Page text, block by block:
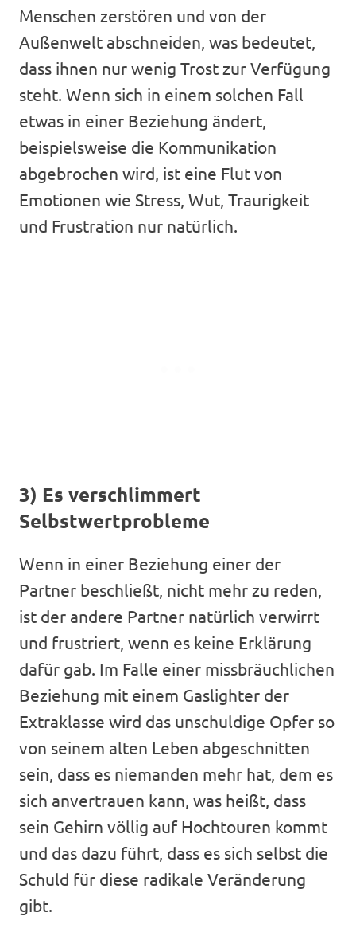
Menschen zerstören und von der
Außenwelt abschneiden, was bedeutet,
dass ihnen nur wenig Trost zur Verfügung
steht. Wenn sich in einem solchen Fall
etwas in einer Beziehung ändert,
beispielsweise die Kommunikation
abgebrochen wird, ist eine Flut von
Emotionen wie Stress, Wut, Traurigkeit
und Frustration nur natürlich.
3) Es verschlimmert
Selbstwertprobleme
Wenn in einer Beziehung einer der
Partner beschließt, nicht mehr zu reden,
ist der andere Partner natürlich verwirrt
und frustriert, wenn es keine Erklärung
dafür gab. Im Falle einer missbräuchlichen
Beziehung mit einem Gaslighter der
Extraklasse wird das unschuldige Opfer so
von seinem alten Leben abgeschnitten
sein, dass es niemanden mehr hat, dem es
sich anvertrauen kann, was heißt, dass
sein Gehirn völlig auf Hochtouren kommt
und das dazu führt, dass es sich selbst die
Schuld für diese radikale Veränderung
gibt.